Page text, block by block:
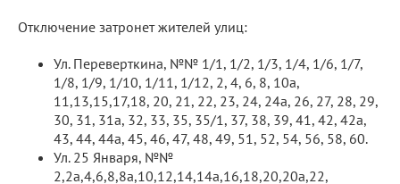
Отключение затронет жителей улиц:
Ул. Переверткина, №№ 1/1, 1/2, 1/3, 1/4, 1/6, 1/7,
1/8, 1/9, 1/10, 1/11, 1/12, 2, 4, 6, 8, 10а,
11,13,15,17,18, 20, 21, 22, 23, 24, 24а, 26, 27, 28, 29,
30, 31, 31а, 32, 33, 35, 35/1, 37, 38, 39, 41, 42, 42а,
43, 44, 44а, 45, 46, 47, 48, 49, 51, 52, 54, 56, 58, 60.
Ул. 25 Января, №№
2,2а,4,6,8,8а,10,12,14,14а,16,18,20,20а,22,